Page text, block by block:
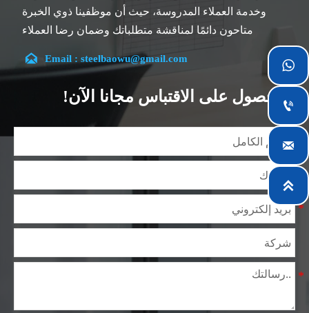
وخدمة العملاء المدروسة، حيث أن موظفينا ذوي الخبرة
متاحون دائمًا لمناقشة متطلباتك وضمان رضا العملاء
تقع شركتنا في مدينة ووشي، بمقاطعة جيانغسو، والتي تعد
أكبر مركز لمعالجة الصلب في الصين. يتمتع فريقنا بتخصص
في الصناعة لأكثر من 14 عامًا مع خبرة غنية في مختلف
مشاريع صلب السيليكون، كما أننا على دراية بمجموعة
يمكننا التصميم والتخصيص وفقًا لمتطلباتك الفريدة، ونضمن
تدريجياً ولدينا الآن خمس مستودعات توزيع مبنية لهذا الغرض
ومرافق متخصصة لمعالجة الصلب تقدم خدمات لصناعات
 Email : steelbaowu@gmail.com
الحصول على الاقتباس مجانا الآن!



